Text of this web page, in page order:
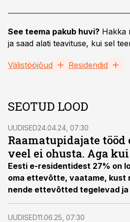
See teema pakub huvi? Hakka
ja saad alati teavituse, kui sel
Välistööjõud Residendid
SEOTUD LOOD
UUDISED24.04.24, 07:30
Raamatupidajate
veel ei ohusta. Aga
Eesti e-residentidest 27% on
oma ettevõtte, vaatame, kust
nende ettevõtted tegelevad ja
maksavad.
UUDISED11.06.25, 07:30